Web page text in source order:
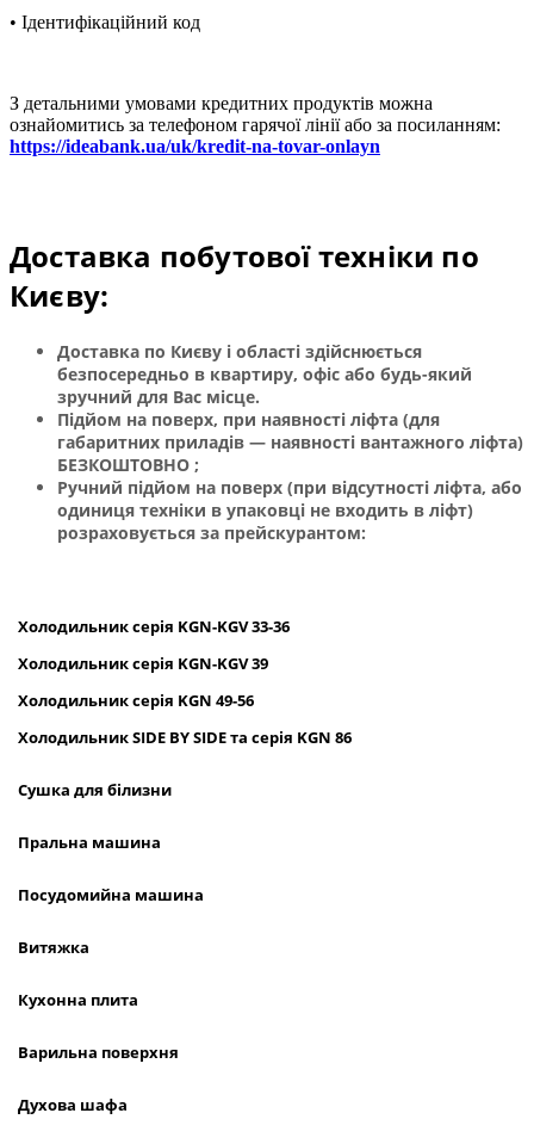
• Ідентифікаційний код
З детальними умовами кредитних продуктів можна
ознайомитись за телефоном гарячої лінії або за посиланням:
https://ideabank.ua/uk/kredit-na-tovar-onlayn
Доставка побутової техніки по
Києву:
Доставка по Києву і області здійснюється
безпосередньо в квартиру, офіс або будь-який
зручний для Вас місце.
Підйом на поверх, при наявності ліфта (для
габаритних приладів — наявності вантажного ліфта)
БЕЗКОШТОВНО ;
Ручний підйом на поверх (при відсутності ліфта, або
одиниця техніки в упаковці не входить в ліфт)
розраховується за прейскурантом:
Холодильниксерія KGN-KGV33-36
Холодильник серія KGN-KGV39
Холодильник серія KGN 49-56
ХолодильникSIDE BYSIDEта серія KGN 86
Сушка для білизни
Пральна машина
Посудомийна машина
Витяжка
Кухонна плита
Варильна поверхня
Духова шафа